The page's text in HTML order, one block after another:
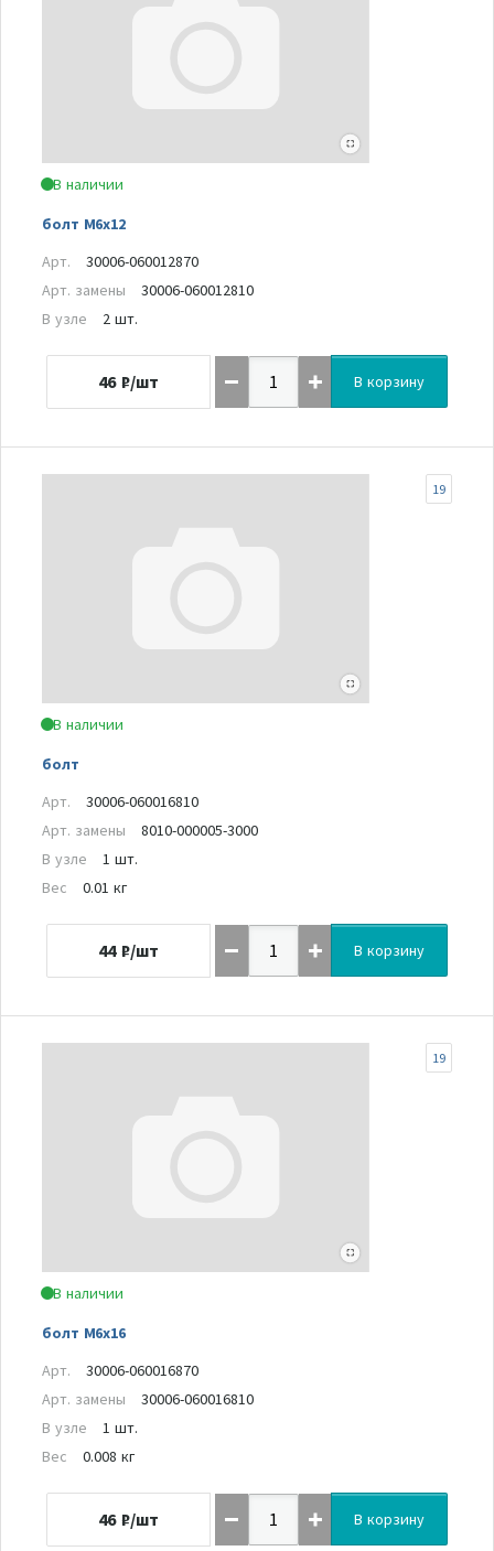
В наличии
болт М6х12
Арт.
30006-060012870
Арт. замены
30006-060012810
В узле
2 шт.
46 ₽/шт В корзину
В наличии
болт
19
Арт.
30006-060016810
Арт. замены
8010-000005-3000
В узле
1 шт.
Вес
0.01 кг
44 ₽/шт В корзину
В наличии
болт M6x16
19
Арт.
30006-060016870
Арт. замены
30006-060016810
В узле
1 шт.
Вес
0.008 кг
46 ₽/шт В корзину